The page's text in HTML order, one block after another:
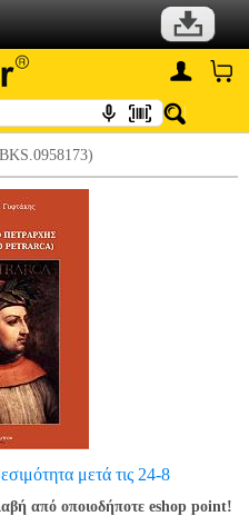
μετά τις 24-8
από οποιοδήποτε eshop point!